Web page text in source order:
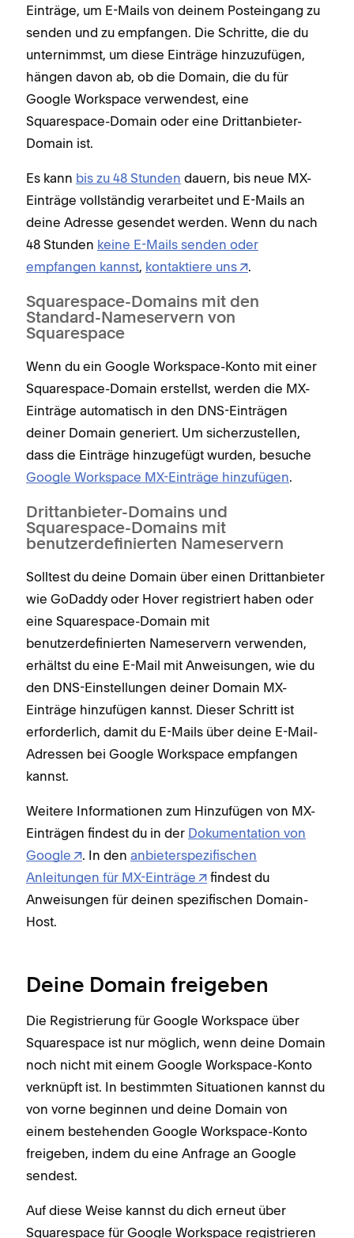
Einträge, um E-Mails von deinem Posteingang zu
senden und zu empfangen. Die Schritte, die du
unternimmst, um diese Einträge hinzuzufügen,
hängen davon ab, ob die Domain, die du für
Google Workspace verwendest, eine
Squarespace-Domain oder eine Drittanbieter-
Domain ist.
Es kann bis zu 48 Stunden dauern, bis neue MX-
Einträge vollständig verarbeitet und E-Mails an
deine Adresse gesendet werden. Wenn du nach
48 Stunden keine E-Mails senden oder
empfangen kannst, kontaktiere uns .
Squarespace-Domains mit den
Standard-Nameservern von
Squarespace
Wenn du ein Google Workspace-Konto mit einer
Squarespace-Domain erstellst, werden die MX-
Einträge automatisch in den DNS-Einträgen
deiner Domain generiert. Um sicherzustellen,
dass die Einträge hinzugefügt wurden, besuche
Google Workspace MX-Einträge hinzufügen.
Drittanbieter-Domains und
Squarespace-Domains mit
benutzerdefinierten Nameservern
Solltest du deine Domain über einen Drittanbieter
wie GoDaddy oder Hover registriert haben oder
eine Squarespace-Domain mit
benutzerdefinierten Nameservern verwenden,
erhältst du eine E-Mail mit Anweisungen, wie du
den DNS-Einstellungen deiner Domain MX-
Einträge hinzufügen kannst. Dieser Schritt ist
erforderlich, damit du E-Mails über deine E-Mail-
Adressen bei Google Workspace empfangen
kannst.
Weitere Informationen zum Hinzufügen von MX-
Einträgen findest du in der Dokumentation von
Google
. In den anbieterspezifischen
Anleitungen für MX-Einträge
findest du
Anweisungen für deinen spezifischen Domain-
Host.
Deine Domain freigeben
Die Registrierung für Google Workspace über
Squarespace ist nur möglich, wenn deine Domain
noch nicht mit einem Google Workspace-Konto
verknüpft ist. In bestimmten Situationen kannst du
von vorne beginnen und deine Domain von
einem bestehenden Google Workspace-Konto
freigeben, indem du eine Anfrage an Google
sendest.
Auf diese Weise kannst du dich erneut über
Squarespace für Google Workspace registrieren